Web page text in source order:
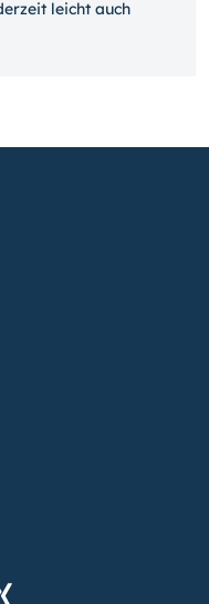
leicht auch